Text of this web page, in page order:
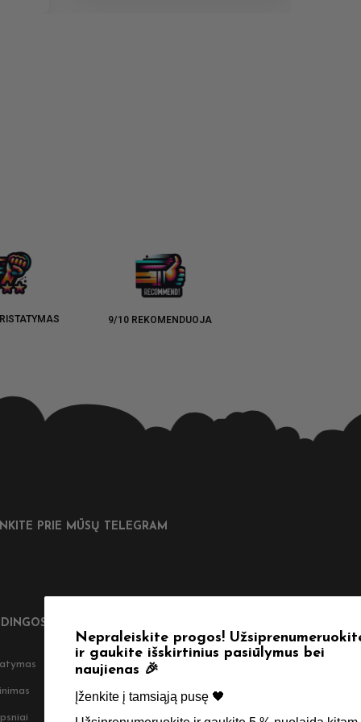
9/10 REKOMENDUOJA
PRIE MŪSŲ TELEGRAM
NUORODOS
Taisyklės & Nuostatos
Privatumo politika
Apie Mus
Nepraleiskite progos! Užsiprenumeruokite
ir gaukite išskirtinius pasiūlymus bei
naujienas 🎉
Įženkite į tamsiąją pusę 🖤 ​